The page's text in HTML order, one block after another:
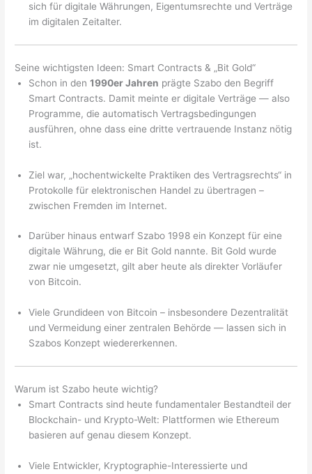
sich für digitale Währungen, Eigentumsrechte und Verträge
im digitalen Zeitalter.
Seine wichtigsten Ideen: Smart Contracts & „Bit Gold“
Schon in den1990er Jahren prägte Szabo den Begriff
Smart Contracts. Damit meinte er digitale Verträge — also
Programme, die automatisch Vertragsbedingungen
ausführen, ohne dass eine dritte vertrauende Instanz nötig
ist.
Ziel war, „hochentwickelte Praktiken des Vertragsrechts“ in
Protokolle für elektronischen Handel zu übertragen –
zwischen Fremden im Internet.
Darüber hinaus entwarf Szabo 1998 ein Konzept für eine
digitale Währung, die er Bit Gold nannte. Bit Gold wurde
zwar nie umgesetzt, gilt aber heute als direkter Vorläufer
von Bitcoin.
Viele Grundideen von Bitcoin – insbesondere Dezentralität
und Vermeidung einer zentralen Behörde — lassen sich in
Szabos Konzept wiedererkennen.
Warum ist Szabo heute wichtig?
Smart Contracts sind heute fundamentaler Bestandteil der
Blockchain- und Krypto-Welt: Plattformen wie Ethereum
basieren auf genau diesem Konzept.
Viele Entwickler, Kryptographie-Interessierte und